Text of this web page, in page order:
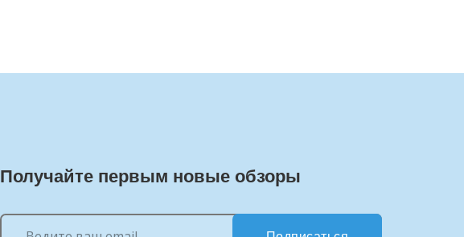
Получайте первым новые обзоры